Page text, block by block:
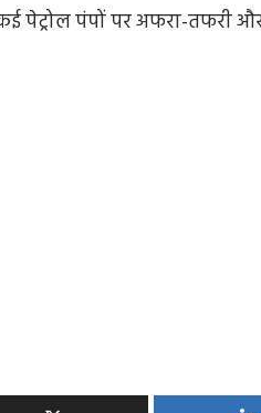
पेट्रोल पंपों पर अफरा-तफरी